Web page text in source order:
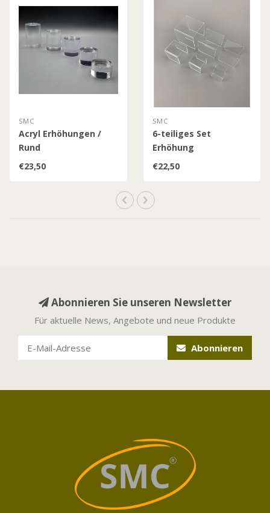
SMC
Acryl Erhöhungen /
Rund
€23,50
SMC
6-teiliges Set
Erhöhung
€22,50
Abonnieren Sie unseren Newsletter
Für aktuelle News, Angebote und neue Produkte
Abonnieren